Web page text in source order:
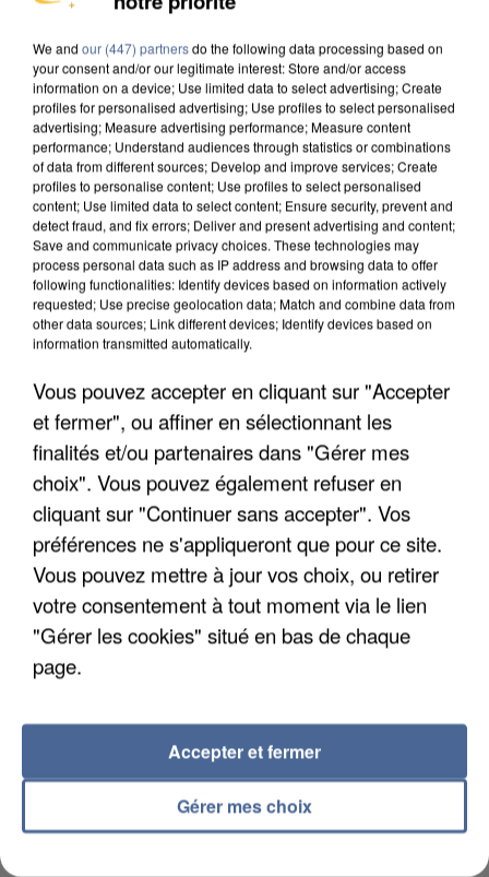
DE SOLIDARITÉ AVEC LES...
APRÈS TOUTES CES CANICULES, LES REFUGES
DE FAUNE SAUVAGE SONT...
L’UN DES FONDATEURS SUPPOSÉS DE LA DZ
We and our (447) partnersdo the following data processing based on
your consent and/or our legitimate interest: Store and/or access
information on a device; Use limited data to select advertising; Create
profiles for personalised advertising; Use profiles to select personalised
advertising; Measure advertising performance; Measure content
performance; Understand audiences through statistics or combinations
of data from different sources; Develop and improve services; Create
profiles to personalise content; Use profiles to select personalised
content; Use limited data to select content; Ensure security, prevent and
detect fraud, and fix errors; Deliver and present advertising and content;
Save and communicate privacy choices. These technologies may
process personal data such as IP address and browsing data to offer
following functionalities: Identify devices based on information actively
requested; Use precise geolocation data; Match and combine data from
other data sources; Link different devices; Identify devices based on
information transmitted automatically.
Vous pouvez accepter en cliquant sur "Accepter
et fermer", ou affiner en sélectionnant les
finalités et/ou partenaires dans "Gérer mes
choix". Vous pouvez également refuser en
cliquant sur "Continuer sans accepter". Vos
préférences ne s'appliqueront que pour ce site.
Vous pouvez mettre à jour vos choix, ou retirer
votre consentement à tout moment via le lien
"Gérer les cookies" situé en bas de chaque
page.
Gérer mes choix
Accepter et fermer